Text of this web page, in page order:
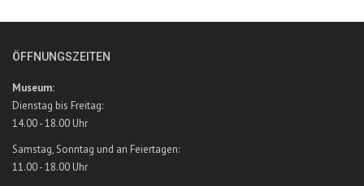
ÖFFNUNGSZEITEN
Museum:
Dienstag bis Freitag:
14.00 - 18.00 Uhr
Samstag, Sonntag und an Feiertagen:
11.00 - 18.00 Uhr